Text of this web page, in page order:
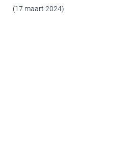
(17 maart 2024)